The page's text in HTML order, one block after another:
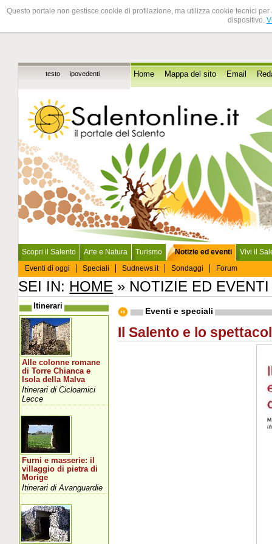
Questo portale non gestisce cookie di profilazione, ma utilizza cookie tecnici
dispositivo.
testo ipovedenti Home Mappa del sito Email
Scopri il Salento Arte e Natura Turismo
Notizie ed eventi
Eventi di oggi
Speciali Sudnews.it Sondaggi Forum
Vivi il
SEI IN: HOME » NOTIZIE ED
Eventi e speciali
Il Salento e lo
Itinerari
Alle colonne romane
di Torre Chianca e
Isola della Malva
Itinerari di Cicloamici
Lecce
Furni e masserie: il
villaggio di pietra di
Morige
Itinerari di Avanguardie